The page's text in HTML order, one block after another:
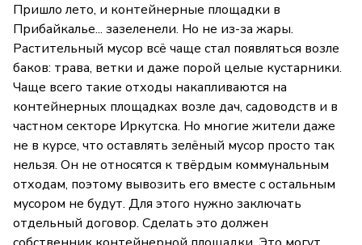
Пришло лето, и контейнерные площадки в
Прибайкалье... зазеленели. Но не из-за жары.
Растительный мусор всё чаще стал появляться возле
баков: трава, ветки и даже порой целые кустарники.
Чаще всего такие отходы накапливаются на
контейнерных площадках возле дач, садоводств и в
частном секторе Иркутска. Но многие жители даже
не в курсе, что оставлять зелёный мусор просто так
нельзя. Он не относятся к твёрдым коммунальным
отходам, поэтому вывозить его вместе с остальным
мусором не будут. Для этого нужно заключать
отдельный договор. Сделать это должен